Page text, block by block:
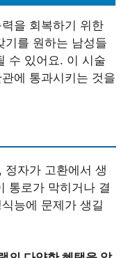
을 회복하기 위한
기를 원하는 남성들
수 있어요. 이 시술
에 통과시키는 것을
정자가 고환에서 생
통로가 막히거나 결
능에 문제가 생길